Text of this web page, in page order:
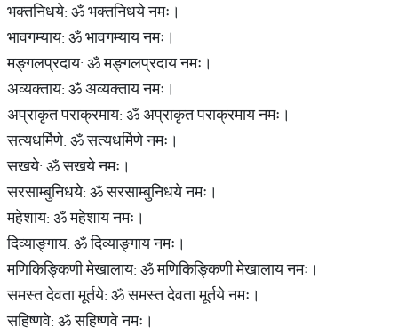
भक्तनिधये: ॐ भक्तनिधये नमः।
भावगम्याय: ॐ भावगम्याय नमः।
मङ्गलप्रदाय: ॐ मङ्गलप्रदाय नमः।
अव्यक्ताय: ॐ अव्यक्ताय नमः।
अप्राकृत पराक्रमाय: ॐ अप्राकृत पराक्रमाय नमः।
सत्यधर्मिणे: ॐ सत्यधर्मिणे नमः।
सखये: ॐ सखये नमः।
सरसाम्बुनिधये: ॐ सरसाम्बुनिधये नमः।
महेशाय: ॐ महेशाय नमः।
दिव्याङ्गाय: ॐ दिव्याङ्गाय नमः।
मणिकिङ्किणी मेखालाय: ॐ मणिकिङ्किणी मेखालाय नमः।
समस्त देवता मूर्तये: ॐ समस्त देवता मूर्तये नमः।
सहिष्णवे: ॐ सहिष्णवे नमः।